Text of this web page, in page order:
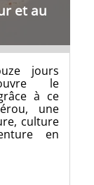
et au
jours
le
à ce
une
culture
en